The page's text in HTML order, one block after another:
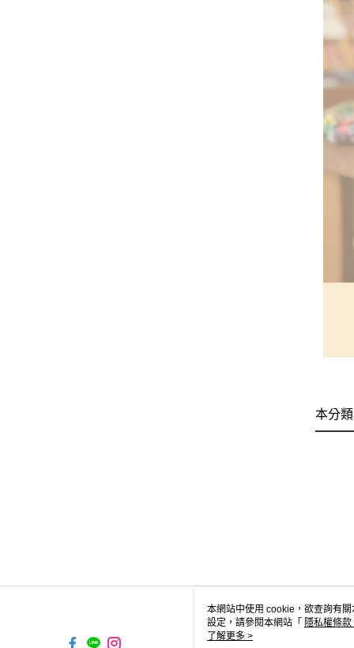
本分
本網站中使用 cookie，欲查詢有
設定，請參閱本網站「 隱私權條款
使用 cookie。
了解更多 >